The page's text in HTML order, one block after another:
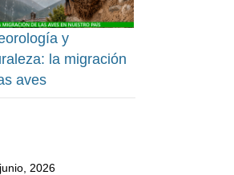
y
la migración
aves
2026